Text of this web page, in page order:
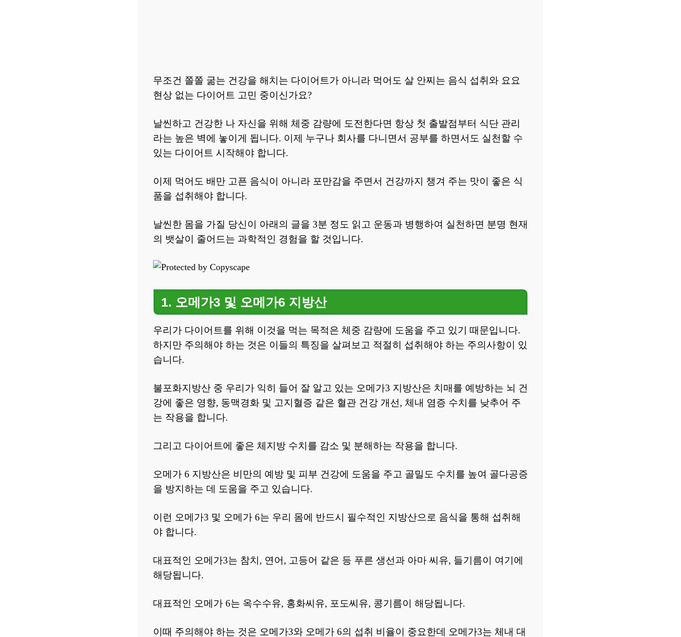
무조건 쫄쫄 굶는 건강을 해치는 다이어트가 아니라 먹어도 살 안찌는 음식 섭취와 요요
현상 없는 다이어트 고민 중이신가요?
날씬하고 건강한 나 자신을 위해 체중 감량에 도전한다면 항상 첫 출발점부터 식단 관리
라는 높은 벽에 놓이게 됩니다. 이제 누구나 회사를 다니면서 공부를 하면서도 실천할 수
있는 다이어트 시작해야 합니다.
이제 먹어도 배만 고픈 음식이 아니라 포만감을 주면서 건강까지 챙겨 주는 맛이 좋은 식
품을 섭취해야 합니다.
날씬한 몸을 가질 당신이 아래의 글을 3분 정도 읽고 운동과 병행하여 실천하면 분명 현재
의 뱃살이 줄어드는 과학적인 경험을 할 것입니다.
1. 오메가3 및 오메가6 지방산
우리가 다이어트를 위해 이것을 먹는 목적은 체중 감량에 도움을 주고 있기 때문입니다.
하지만 주의해야 하는 것은 이들의 특징을 살펴보고 적절히 섭취해야 하는 주의사항이 있
습니다.
불포화지방산 중 우리가 익히 들어 잘 알고 있는 오메가3 지방산은 치매를 예방하는 뇌 건
강에 좋은 영향, 동맥경화 및 고지혈증 같은 혈관 건강 개선, 체내 염증 수치를 낮추어 주
는 작용을 합니다.
그리고 다이어트에 좋은 체지방 수치를 감소 및 분해하는 작용을 합니다.
오메가 6 지방산은 비만의 예방 및 피부 건강에 도움을 주고 골밀도 수치를 높여 골다공증
을 방지하는 데 도움을 주고 있습니다.
이런 오메가3 및 오메가 6는 우리 몸에 반드시 필수적인 지방산으로 음식을 통해 섭취해
야 합니다.
대표적인 오메가3는 참치, 연어, 고등어 같은 등 푸른 생선과 아마 씨유, 들기름이 여기에
해당됩니다.
대표적인 오메가 6는 옥수수유, 홍화씨유, 포도씨유, 콩기름이 해당됩니다.
이때 주의해야 하는 것은 오메가3와 오메가 6의 섭취 비율이 중요한데 오메가3는 체내 대